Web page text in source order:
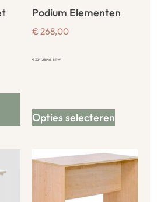
Podium Elementen
€ 268,00
€324,28incl. BTW
Opties selecteren